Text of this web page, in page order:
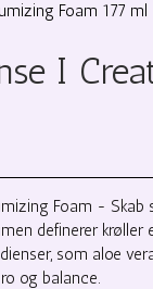
Foam 177 ml
I
Foam - Skab
definerer
som aloe
og balance.